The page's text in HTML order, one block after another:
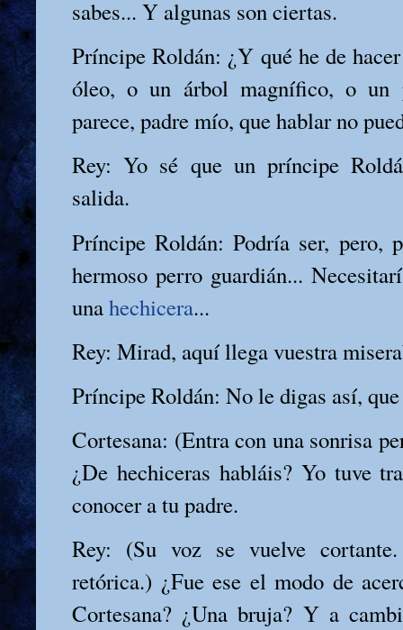
sabes... Y algunas son ciertas.
Príncipe Roldán: ¿Y qué he de
óleo, o un árbol magnífico, o un
parece, padre mío, que hablar no
Rey: Yo sé que un príncipe
salida.
Príncipe Roldán: Podría ser, pero,
hermoso perro guardián...
unahechicera...
Rey: Mirad, aquí llega vuestra
Príncipe Roldán: No le digas así,
Cortesana: (Entra con una sonrisa
¿De hechiceras habláis? Yo tuve
conocer a tu padre.
Rey: (Su voz se vuelve
retórica.) ¿Fue ese el modo de
Cortesana? ¿Una bruja? Y a